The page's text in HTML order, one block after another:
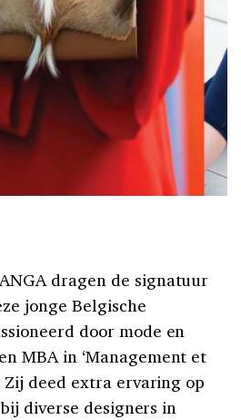
dragen de signatuur
jonge Belgische
door mode en
MBA in ‘Management et
Zij deed extra ervaring op
diverse designers in